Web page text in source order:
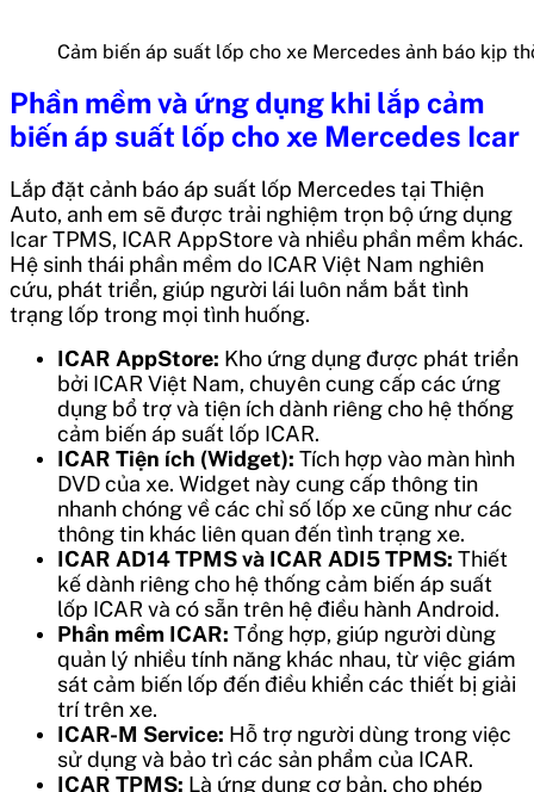
Cảm biến áp suất lốp cho xe Mercedes ảnh báo kịp
Phần mềm và ứng dụng khi lắp cảm
biến áp suất lốp cho xe Mercedes Icar
Lắp đặt cảnh báo áp suất lốp Mercedes tại Thiện
Auto, anh em sẽ được trải nghiệm trọn bộ ứng dụng
Icar TPMS, ICAR AppStore và nhiều phần mềm khác.
Hệ sinh thái phần mềm do ICAR Việt Nam nghiên
cứu, phát triển, giúp người lái luôn nắm bắt tình
trạng lốp trong mọi tình huống.
ICAR AppStore: Kho ứng dụng được phát triển
bởi ICAR Việt Nam, chuyên cung cấp các ứng
dụng bổ trợ và tiện ích dành riêng cho hệ thống
cảm biến áp suất lốp ICAR.
ICAR Tiện ích (Widget): Tích hợp vào màn hình
DVD của xe. Widget này cung cấp thông tin
nhanh chóng về các chỉ số lốp xe cũng như các
thông tin khác liên quan đến tình trạng xe.
ICAR AD14 TPMS và ICAR ADI5 TPMS: Thiết
kế dành riêng cho hệ thống cảm biến áp suất
lốp ICAR và có sẵn trên hệ điều hành Android.
Phần mềm ICAR: Tổng hợp, giúp người dùng
quản lý nhiều tính năng khác nhau, từ việc giám
sát cảm biến lốp đến điều khiển các thiết bị giải
trí trên xe.
ICAR-M Service: Hỗ trợ người dùng trong việc
sử dụng và bảo trì các sản phẩm của ICAR.
ICAR TPMS: Là ứng dụng cơ bản, cho phép